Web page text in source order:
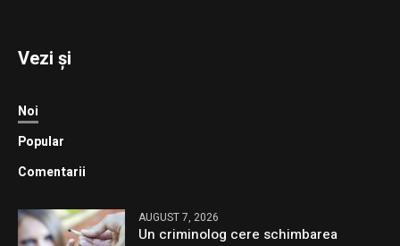
Vezi și
Noi
Popular
Comentarii
AUGUST 7, 2026
Un criminolog cere schimbarea